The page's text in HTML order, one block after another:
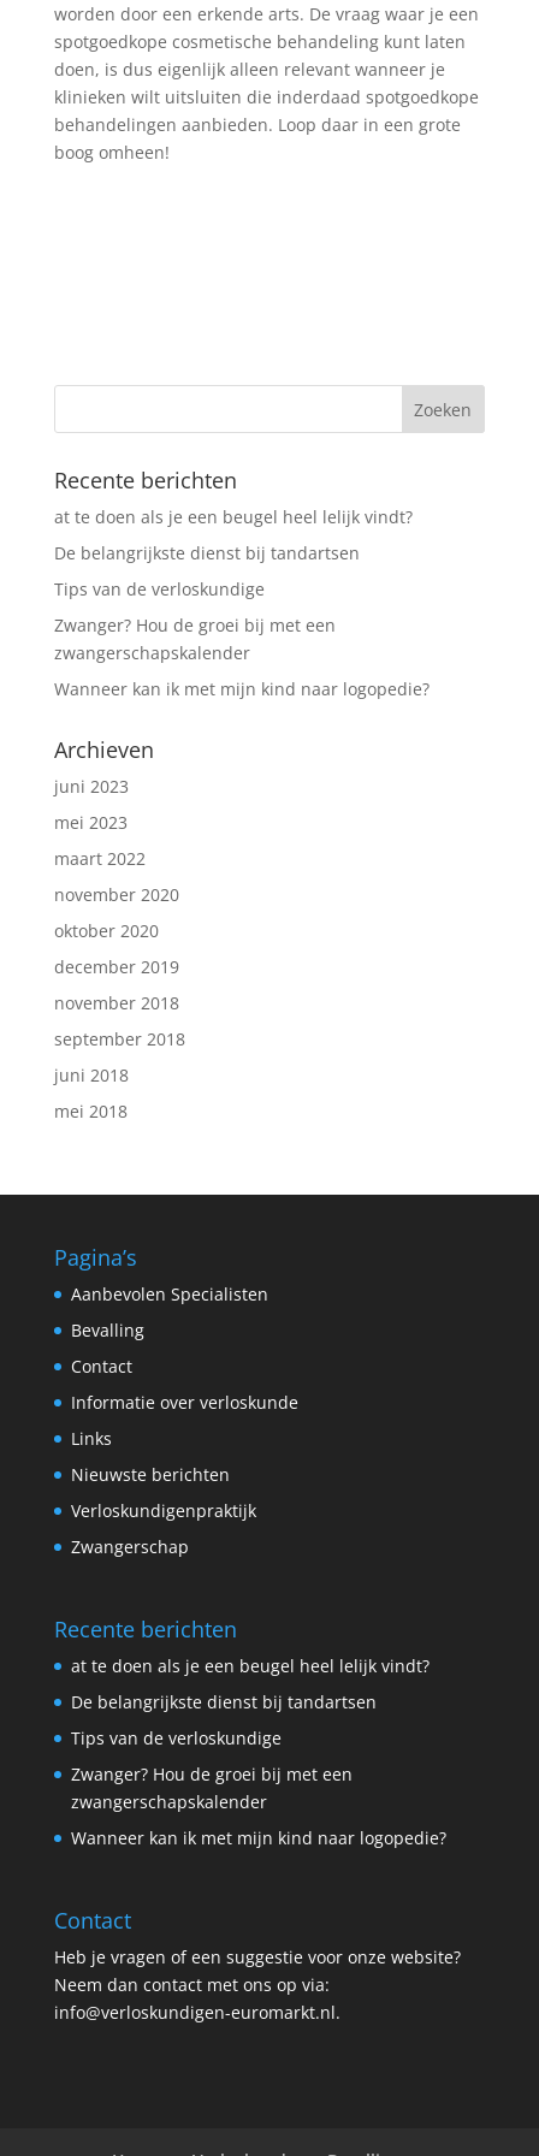
worden door een erkende arts. De vraag waar je een
spotgoedkope cosmetische behandeling kunt laten
doen, is dus eigenlijk alleen relevant wanneer je
klinieken wilt uitsluiten die inderdaad spotgoedkope
behandelingen aanbieden. Loop daar in een grote
boog omheen!
Recente berichten
at te doen als je een beugel heel lelijk vindt?
De belangrijkste dienst bij tandartsen
Tips van de verloskundige
Zwanger? Hou de groei bij met een
zwangerschapskalender
Wanneer kan ik met mijn kind naar logopedie?
Archieven
juni 2023
mei 2023
maart 2022
november 2020
oktober 2020
december 2019
november 2018
september 2018
juni 2018
mei 2018
Pagina’s
Aanbevolen Specialisten
Bevalling
Contact
Informatie over verloskunde
Links
Nieuwste berichten
Verloskundigenpraktijk
Zwangerschap
Recente berichten
at te doen als je een beugel heel lelijk vindt?
De belangrijkste dienst bij tandartsen
Tips van de verloskundige
Zwanger? Hou de groei bij met een
zwangerschapskalender
Wanneer kan ik met mijn kind naar logopedie?
Contact
Heb je vragen of een suggestie voor onze website?
Neem dan contact met ons op via:
info@verloskundigen-euromarkt.nl.